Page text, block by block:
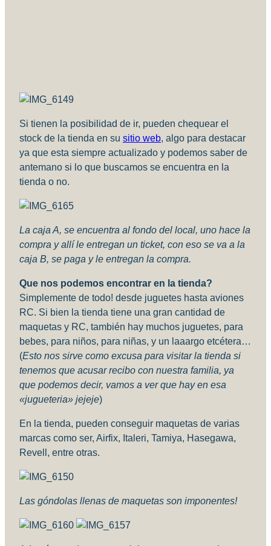
Si tienen la posibilidad de ir, pueden chequear el
stock de la tienda en su sitio web, algo para destacar
ya que esta siempre actualizado y podemos saber de
antemano si lo que buscamos se encuentra en la
tienda o no.
La caja A, se encuentra al fondo del local, uno hace la
compra y allí le entregan un ticket, con eso se va a la
caja B, se paga y le entregan la compra.
Que nos podemos encontrar en la tienda?
Simplemente de todo! desde juguetes hasta aviones
RC. Si bien la tienda tiene una gran cantidad de
maquetas y RC, también hay muchos juguetes, para
bebes, para niños, para niñas, y un laaargo etcétera…
(Esto nos sirve como excusa para visitar la tienda si
tenemos que acusar recibo con nuestra familia, ya
que podemos decir, vamos a ver que hay en esa
«jugueteria» jejeje)
En la tienda, pueden conseguir maquetas de varias
marcas como ser, Airfix, Italeri, Tamiya, Hasegawa,
Revell, entre otras.
Las góndolas llenas de maquetas son imponentes!